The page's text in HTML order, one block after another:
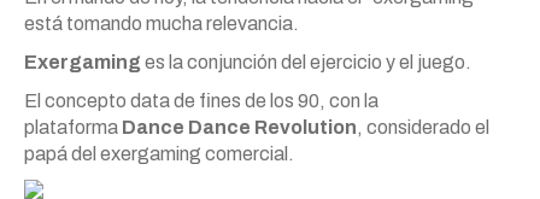
está tomando mucha relevancia.
Exergaming es la conjunción del ejercicio y el juego.
El concepto data de fines de los 90, con la
plataforma Dance Dance Revolution, considerado el
papá del exergaming comercial.